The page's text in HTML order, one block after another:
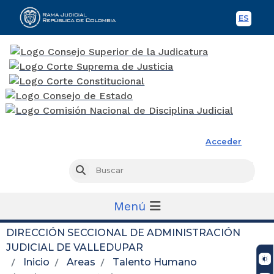
ES
Acceder
Buscar
Menú
DIRECCIÓN SECCIONAL DE ADMINISTRACIÓN
JUDICIAL DE VALLEDUPAR
Inicio
Areas
Talento Humano